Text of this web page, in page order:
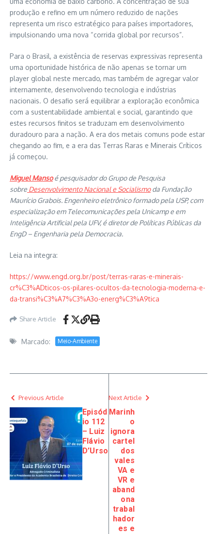
produção e refino em um número reduzido de nações
representa um risco estratégico para países importadores,
impulsionando uma nova “corrida global por recursos”.
Para o Brasil, a existência de reservas expressivas representa
uma oportunidade histórica de não apenas se tornar um
player global neste mercado, mas também de agregar valor
internamente, desenvolvendo tecnologia e indústrias
nacionais. O desafio será equilibrar a exploração econômica
com a sustentabilidade ambiental e social, garantindo que
estes recursos finitos se traduzam em desenvolvimento
duradouro para a nação. A era dos metais comuns pode estar
chegando ao fim, e a era das Terras Raras e Minerais Críticos
já começou.
Miguel Manso é pesquisador do Grupo de Pesquisa
sobre Desenvolvimento Nacional e Socialismoda Fundação
Maurício Grabois. Engenheiro eletrônico formado pela USP, com
especialização em Telecomunicações pela Unicamp e em
Inteligência Artificial pela UFV, é diretor de Políticas Públicas da
EngD – Engenharia pela Democracia.
Leia na integra:
https://www.engd.org.br/post/terras-raras-e-minerais-
cr%C3%ADticos-os-pilares-ocultos-da-tecnologia-moderna-e-
da-transi%C3%A7%C3%A3o-energ%C3%A9tica
Share Article
Marcado: Meio-Ambiente
Previous Article
Episód
io 112
– Luiz
Flávio
D’Urso
Next Article
Marinh
o
ignora
cartel
dos
vales
VA e
VR e
aband
ona
trabal
hador
es e